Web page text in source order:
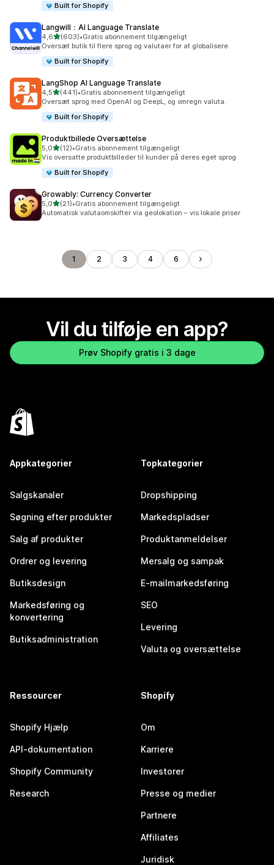
Built for Shopify
Langwill：AI Language Translate
4,6ud af 5 stjerner
(603)
603 anmeldelser i alt
•Gratis abonnement tilgængeligt
Oversæt butik til flere sprog og valutaer for at globalisere.
Built for Shopify
LangShop AI Language Translate
4,5ud af 5 stjerner
(441)
441 anmeldelser i alt
•Gratis abonnement tilgængeligt
Oversæt sprog med OpenAI og DeepL, og omregn valuta.
Built for Shopify
Produktbillede Oversættelse
5,0ud af 5 stjerner
(12)
12 anmeldelser i alt
•Gratis abonnement tilgængeligt
Vis oversatte produktbilleder til kunder på deres eget sprog
Built for Shopify
Growably: Currency Converter
5,0ud af 5 stjerner
(21)
21 anmeldelser i alt
•Gratis abonnement tilgængeligt
Automatisk valutaomskifter via geolokation – vis lokale priser
1 2 3 4 6
Vil du tilføje en app?
Prøv Shopify gratis i 3 dage
Appkategorier
Salgskanaler
Søgning efter produkter
Salg af produkter
Ordrer og levering
Butiksdesign
Markedsføring og
konvertering
Butiksadministration
Topkategorier
Dropshipping
Markedspladser
Produktanmeldelser
Mersalg og sampak
E-mailmarkedsføring
SEO
Levering
Valuta og oversættelse
Ressourcer
Shopify Hjælp
API-dokumentation
Shopify Community
Research
Shopify
Om
Karriere
Investorer
Presse og medier
Partnere
Affiliates
Juridisk